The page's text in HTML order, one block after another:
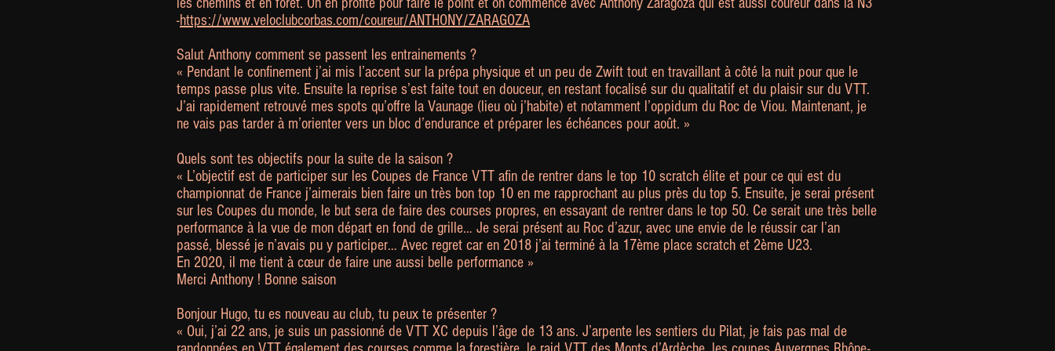
-https://www.veloclubcorbas.com/coureur/ANTHONY/ZARAGOZA
Salut Anthony comment se passent les entrainements ?
« Pendant le confinement j’ai mis l’accent sur la prépa physique et un peu de Zwift tout en travaillant à côté la nuit pour que le
temps passe plus vite. Ensuite la reprise s’est faite tout en douceur, en restant focalisé sur du qualitatif et du plaisir sur du VTT.
J’ai rapidement retrouvé mes spots qu’offre la Vaunage (lieu où j’habite) et notamment l’oppidum du Roc de Viou. Maintenant, je
ne vais pas tarder à m’orienter vers un bloc d’endurance et préparer les échéances pour août. »
Quels sont tes objectifs pour la suite de la saison ?
« L’objectif est de participer sur les Coupes de France VTT afin de rentrer dans le top 10 scratch élite et pour ce qui est du
championnat de France j’aimerais bien faire un très bon top 10 en me rapprochant au plus près du top 5. Ensuite, je serai présent
sur les Coupes du monde, le but sera de faire des courses propres, en essayant de rentrer dans le top 50. Ce serait une très belle
performance à la vue de mon départ en fond de grille… Je serai présent au Roc d’azur, avec une envie de le réussir car l’an
passé, blessé je n’avais pu y participer… Avec regret car en 2018 j’ai terminé à la 17ème place scratch et 2ème U23.
En 2020, il me tient à cœur de faire une aussi belle performance »
Merci Anthony ! Bonne saison
Bonjour Hugo, tu es nouveau au club, tu peux te présenter ?
« Oui, j’ai 22 ans, je suis un passionné de VTT XC depuis l’âge de 13 ans. J’arpente les sentiers du Pilat, je fais pas mal de